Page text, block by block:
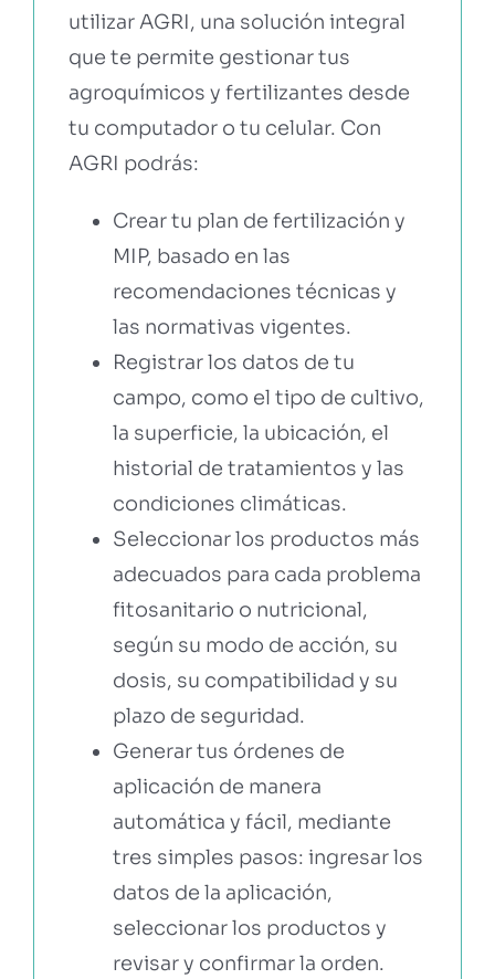
utilizar AGRI, una solución integral
que te permite gestionar tus
agroquímicos y fertilizantes desde
tu computador o tu celular. Con
AGRI podrás:
Crear tu plan de fertilización y
MIP, basado en las
recomendaciones técnicas y
las normativas vigentes.
Registrar los datos de tu
campo, como el tipo de cultivo,
la superficie, la ubicación, el
historial de tratamientos y las
condiciones climáticas.
Seleccionar los productos más
adecuados para cada problema
fitosanitario o nutricional,
según su modo de acción, su
dosis, su compatibilidad y su
plazo de seguridad.
Generar tus órdenes de
aplicación de manera
automática y fácil, mediante
tres simples pasos: ingresar los
datos de la aplicación,
seleccionar los productos y
revisar y confirmar la orden.